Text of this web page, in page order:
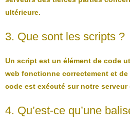
ultérieure.
3. Que sont les scripts ?
Un script est un élément de code
web fonctionne correctement et de
code est exécuté sur notre
4. Qu’est-ce qu’une